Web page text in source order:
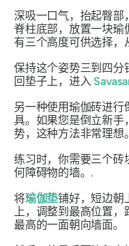
深吸一口气，抬起臀部
脊柱底部，放置一块瑜
有三个高度可供选择，
保持这个姿势三到四分
回垫子上，进入
另一种使用瑜伽砖进行
具。如果您是倒立新手
势，这种方法非常理想
练习时，你需要三个砖
何障碍物的墙。.
将瑜伽垫铺好，短边朝
上，调整到最高位置，
最高的一面朝向墙面。